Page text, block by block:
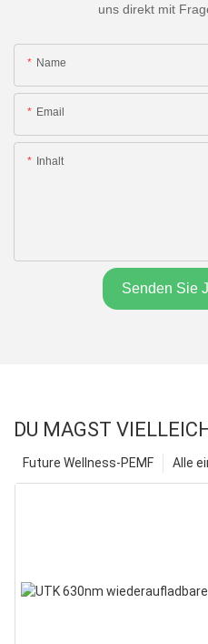
uns direkt mit
Name
Email
Inhalt
Senden Sie
DU MAGST
Alle
Future Wellness-PEMF